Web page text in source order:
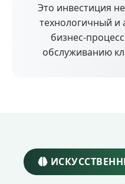
Это инвестиция
технологичный и
бизнес-
обслуживанию